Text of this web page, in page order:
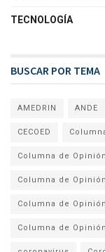
TECNOLOGÍA
BUSCAR POR TEMA
AMEDRIN ANDE
CECOED
Columna de
Columna de
Columna de
Columna de